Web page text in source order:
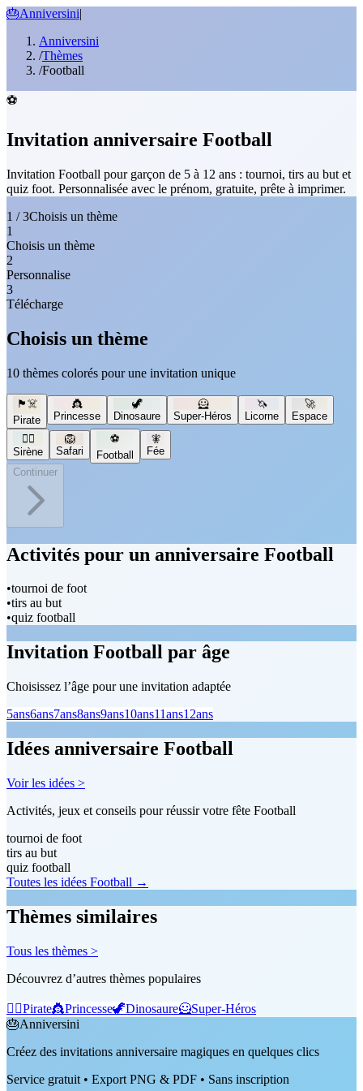
🎂Anniversini|
Anniversini
/Thèmes
/Football
⚽
Invitation anniversaire Football
Invitation Football pour garçon de 5 à 12 ans : tournoi, tirs au but et
quiz foot. Personnalisée avec le prénom, gratuite, prête à imprimer.
1 / 3Choisis un thème
1
Choisis un thème
2
Personnalise
3
Télécharge
Choisis un thème
10 thèmes colorés pour une invitation unique
🏴‍☠️
Pirate
👸
Princesse
🦖
Dinosaure
🦸
Super-Héros
🦄
Licorne
🚀
Espace
🧜‍♀️
Sirène
🦁
Safari
⚽
Football
🧚
Fée
Continuer
Activités pour un anniversaire Football
•tournoi de foot
•tirs au but
•quiz football
Invitation Football par âge
Choisissez l’âge pour une invitation adaptée
5ans6ans7ans8ans9ans10ans11ans12ans
Idées anniversaire Football
Voir les idées >
Activités, jeux et conseils pour réussir votre fête Football
tournoi de foot
tirs au but
quiz football
Toutes les idées Football →
Thèmes similaires
Tous les thèmes >
Découvrez d’autres thèmes populaires
🏴‍☠️Pirate👸Princesse🦖Dinosaure🦸Super-Héros
🎂Anniversini
Créez des invitations anniversaire magiques en quelques clics
Service gratuit • Export PNG & PDF • Sans inscription